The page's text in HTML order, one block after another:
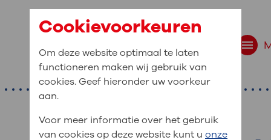
Cookievoorkeuren
Om deze website optimaal te laten
functioneren maken wij gebruik van
cookies. Geef hieronder uw voorkeur
aan.
Voor meer informatie over het gebruik
van cookies op deze website kunt u onze